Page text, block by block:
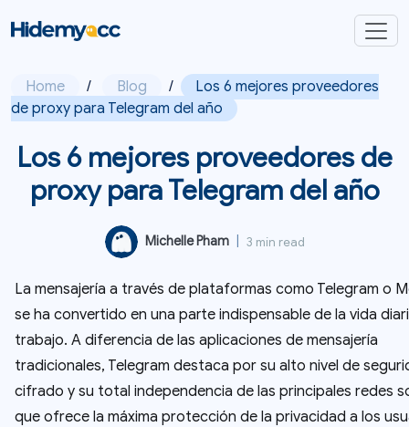
Home / Blog /
Los 6 mejores proveedores
de proxy para Telegram del año
Los 6 mejores proveedores de
proxy para Telegram del año
Michelle Pham 3 min read
La mensajería a través de plataformas como Telegram o
se ha convertido en una parte indispensable de la vida
trabajo. A diferencia de las aplicaciones de mensajería
tradicionales, Telegram destaca por su alto nivel de
cifrado y su total independencia de las principales redes
que ofrece la máxima protección de la privacidad a los